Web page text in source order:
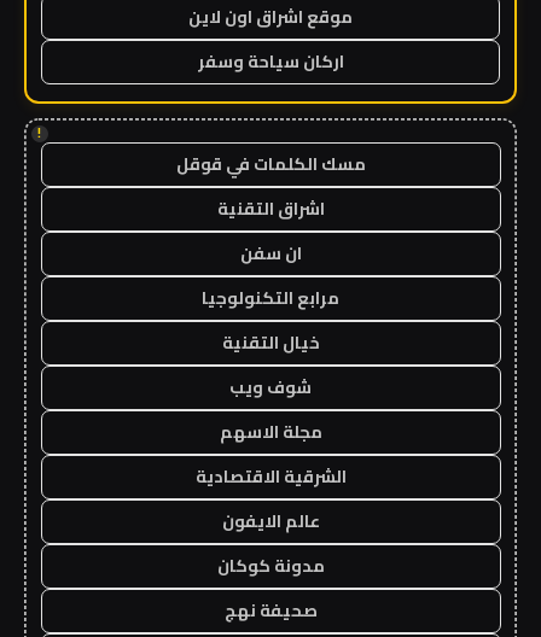
موقع اشراق اون لاين
اركان سياحة وسفر
!
مسك الكلمات في قوقل
اشراق التقنية
ان سفن
مرابع التكنولوجيا
خيال التقنية
شوف ويب
مجلة الاسهم
الشرقية الاقتصادية
عالم الايفون
مدونة كوكان
صحيفة نهج